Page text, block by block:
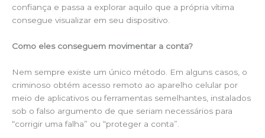
confiança e passa a explorar aquilo que a própria vítima
consegue visualizar em seu dispositivo.
Como eles conseguem movimentar a conta?
Nem sempre existe um único método. Em alguns casos, o
criminoso obtém acesso remoto ao aparelho celular por
meio de aplicativos ou ferramentas semelhantes, instalados
sob o falso argumento de que seriam necessários para
“corrigir uma falha” ou “proteger a conta”.